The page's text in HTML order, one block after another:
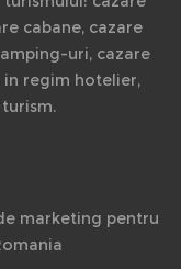
cabane, cazare
uri, cazare
in regim hotelier,
marketing pentru